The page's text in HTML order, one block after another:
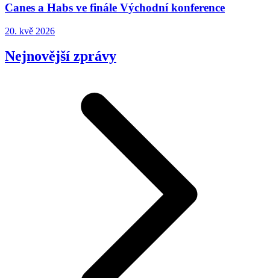
Canes a Habs ve finále Východní konference
20. kvě 2026
Nejnovější zprávy